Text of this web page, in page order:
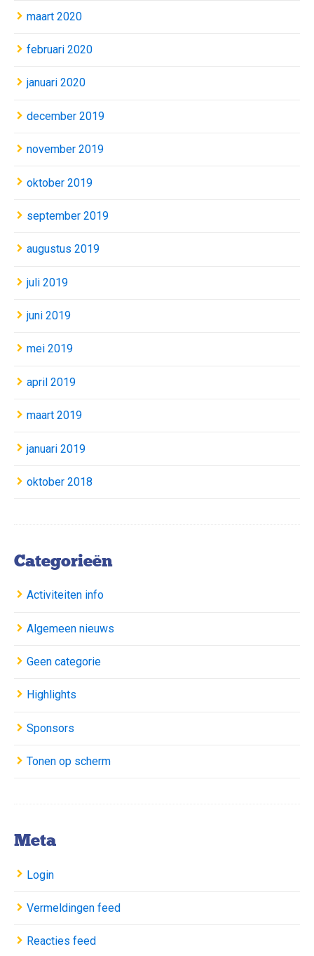
maart 2020
februari 2020
januari 2020
december 2019
november 2019
oktober 2019
september 2019
augustus 2019
juli 2019
juni 2019
mei 2019
april 2019
maart 2019
januari 2019
oktober 2018
Categorieën
Activiteiten info
Algemeen nieuws
Geen categorie
Highlights
Sponsors
Tonen op scherm
Meta
Login
Vermeldingen feed
Reacties feed